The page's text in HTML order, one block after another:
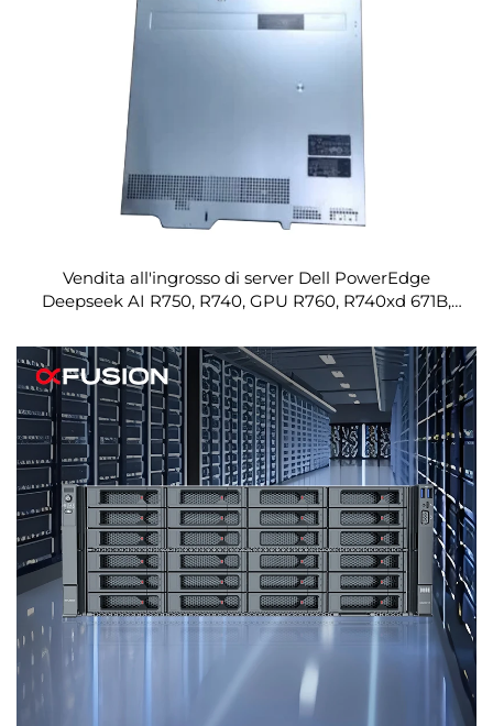
Vendita all'ingrosso di server Dell PowerEdge
Deepseek AI R750, R740, GPU R760, R740xd 671B,